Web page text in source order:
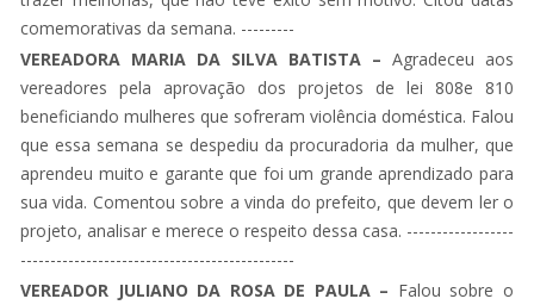
comemorativas da semana. ---------
VEREADORA MARIA DA SILVA BATISTA – Agradeceu aos
vereadores pela aprovação dos projetos de lei 808e 810
beneficiando mulheres que sofreram violência doméstica. Falou
que essa semana se despediu da procuradoria da mulher, que
aprendeu muito e garante que foi um grande aprendizado para
sua vida. Comentou sobre a vinda do prefeito, que devem ler o
projeto, analisar e merece o respeito dessa casa. ------------------
----------------------------------------------
VEREADOR JULIANO DA ROSA DE PAULA – Falou sobre o